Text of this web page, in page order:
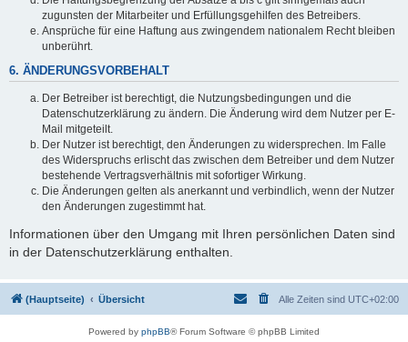
zugunsten der Mitarbeiter und Erfüllungsgehilfen des Betreibers.
Ansprüche für eine Haftung aus zwingendem nationalem Recht bleiben
unberührt.
6. ÄNDERUNGSVORBEHALT
Der Betreiber ist berechtigt, die Nutzungsbedingungen und die
Datenschutzerklärung zu ändern. Die Änderung wird dem Nutzer per E-
Mail mitgeteilt.
Der Nutzer ist berechtigt, den Änderungen zu widersprechen. Im Falle
des Widerspruchs erlischt das zwischen dem Betreiber und dem Nutzer
bestehende Vertragsverhältnis mit sofortiger Wirkung.
Die Änderungen gelten als anerkannt und verbindlich, wenn der Nutzer
den Änderungen zugestimmt hat.
Informationen über den Umgang mit Ihren persönlichen Daten sind
in der Datenschutzerklärung enthalten.
(Hauptseite) Übersicht Alle Zeiten sind UTC+02:00
Powered by phpBB® Forum Software © phpBB Limited